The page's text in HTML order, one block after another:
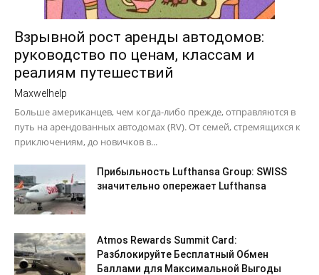
Взрывной рост аренды автодомов:
руководство по ценам, классам и
реалиям путешествий
Maxwelhelp
Больше американцев, чем когда-либо прежде, отправляются в
путь на арендованных автодомах (RV). От семей, стремящихся к
приключениям, до новичков в...
Прибыльность Lufthansa Group: SWISS
значительно опережает Lufthansa
Atmos Rewards Summit Card:
Разблокируйте Бесплатный Обмен
Баллами для Максимальной Выгоды